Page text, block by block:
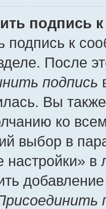
подпись
подпись к
После
подпись
Вы
ко
выбор в
настройки»